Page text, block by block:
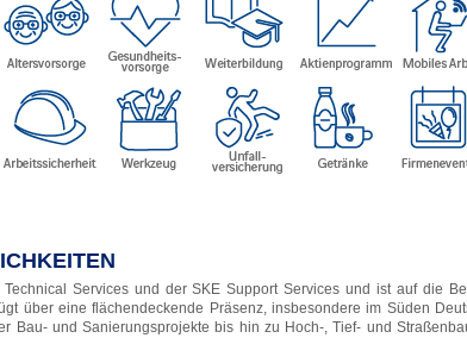
Services und der SKE Support Services und ist auf die
über eine flächendeckende Präsenz, insbesondere im Süden
Bau- und Sanierungsprojekte bis hin zu Hoch-, Tief- und